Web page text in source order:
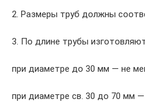
2. Размеры труб должны
3. По длине трубы
при диаметре до 30 мм — не
при диаметре св. 30 до 70 мм